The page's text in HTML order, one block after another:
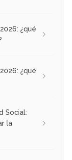
¿qué
¿qué
Social:
la